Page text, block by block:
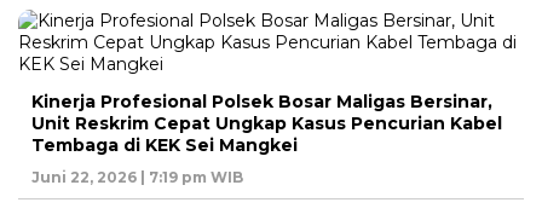
Kinerja Profesional Polsek Bosar Maligas Bersinar,
Unit Reskrim Cepat Ungkap Kasus Pencurian Kabel
Tembaga di KEK Sei Mangkei
Juni 22, 2026 | 7:19 pm WIB